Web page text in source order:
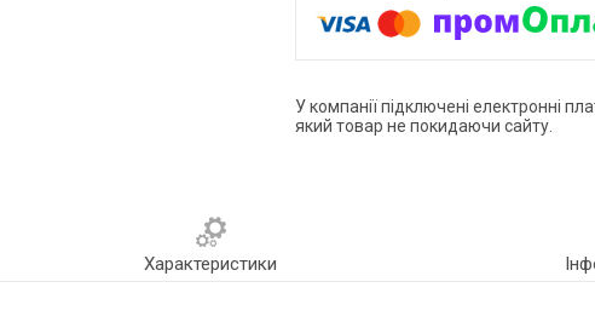
У компанії підключені електронні
який товар не покидаючи сайту.
Характеристики